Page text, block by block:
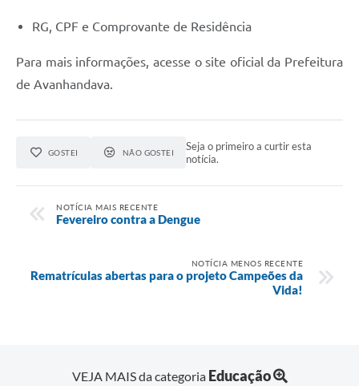
RG, CPF e Comprovante de Residência
Para mais informações, acesse o site oficial da Prefeitura
de Avanhandava.
GOSTEI NÃO GOSTEI
Seja o primeiro a curtir esta
notícia.
NOTÍCIA MAIS RECENTE
Fevereiro contra a Dengue
NOTÍCIA MENOS RECENTE
Rematrículas abertas para o projeto Campeões da
Vida!
VEJA MAIS da categoria Educação